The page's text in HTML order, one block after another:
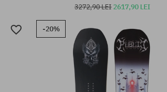
3272,90 LEI 2617,90 LEI
-20%